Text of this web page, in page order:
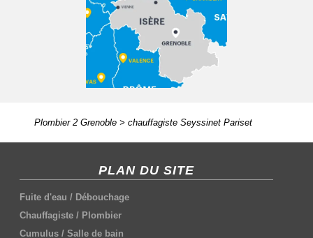
Plombier 2 Grenoble> chauffagiste Seyssinet Pariset
PLAN DU SITE
Fuite d'eau / Débouchage
Chauffagiste / Plombier
Cumulus /Salle de bain